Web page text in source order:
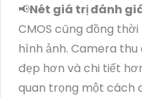
📢Nét giá trị đánh
CMOS cũng đồng
hình ảnh. Camera
đẹp hơn và chi tiết
quan trọng một cách